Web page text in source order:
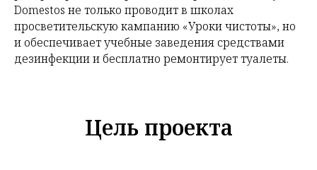
Domestos не только проводит в школах
просветительскую кампанию «Уроки чистоты», но
и обеспечивает учебные заведения средствами
дезинфекции и бесплатно ремонтирует туалеты.
Цель проекта